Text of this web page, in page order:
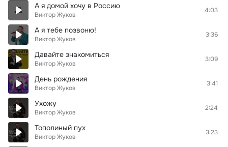
А я домой хочу в Россию
Виктор Жуков
4:03
А я тебе позвоню!
Виктор Жуков
3:36
Давайте знакомиться
Виктор Жуков
3:09
День рождения
Виктор Жуков
3:41
Ухожу
Виктор Жуков
2:24
Тополиный пух
Виктор Жуков
3:23